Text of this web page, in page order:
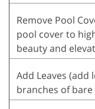
Remove Pool
pool cover to
beauty and
Add Leaves (add
branches of bare